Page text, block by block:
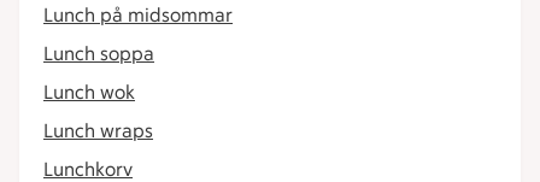
Lunch på midsommar
Lunch soppa
Lunch wok
Lunch wraps
Lunchkorv